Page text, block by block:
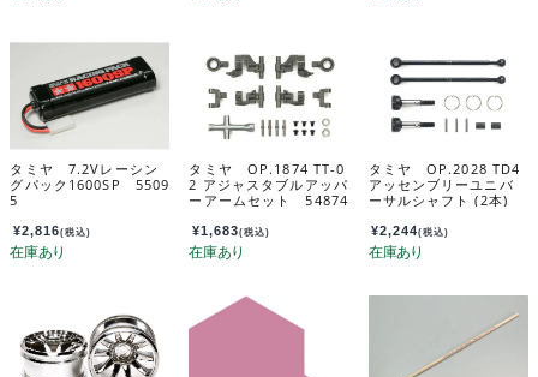
タミヤ 7.2Vレーシン
グパック1600SP 5509
5
¥2,816(税込)
タミヤ OP.1874 TT-0
2 アジャスタブルアッパ
ーアームセット 54874
¥1,683(税込)
タミヤ OP.2028 TD4
アッセンブリーユニバ
ーサルシャフト (2本)
¥2,244(税込)